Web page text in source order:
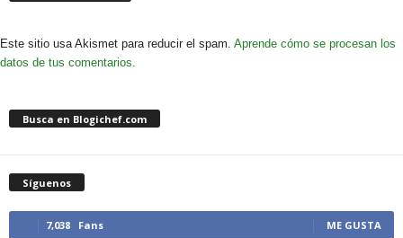
Este sitio usa Akismet para reducir el spam. Aprende cómo se procesan los
datos de tus comentarios.
Busca en Blogichef.com
Síguenos
7,038 Fans ME GUSTA